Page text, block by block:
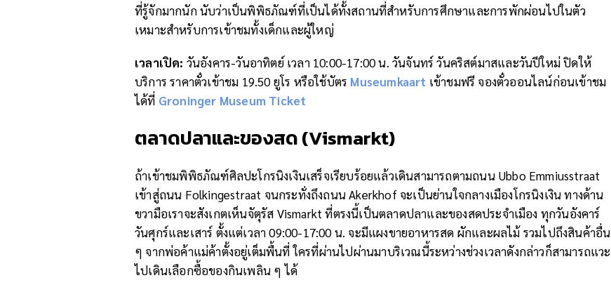
ที่รู้จักมากนัก นับว่าเป็นพิพิธภัณฑ์ที่เป็นได้ทั้งสถานที่สำหรับการศึกษาและการพักผ่อนไปในตัว
เหมาะสำหรับการเข้าชมทั้งเด็กและผู้ใหญ่
เวลาเปิด: วันอังคาร-วันอาทิตย์ เวลา 10:00-17:00 น. วันจันทร์ วันคริสต์มาสและวันปีใหม่ ปิดให้
บริการ ราคาตั๋วเข้าชม 19.50 ยูโร หรือใช้บัตร Museumkaart เข้าชมฟรี จองตั๋วออนไลน์ก่อนเข้าชม
ได้ที่ Groninger Museum Ticket
ตลาดปลาและของสด(Vismarkt)
ถ้าเข้าชมพิพิธภัณฑ์ศิลปะโกรนิงเงินเสร็จเรียบร้อยแล้วเดินสามารถตามถนน Ubbo Emmiusstraat
เข้าสู่ถนน Folkingestraat จนกระทั่งถึงถนน Akerkhof จะเป็นย่านใจกลางเมืองโกรนิงเงิน ทางด้าน
ขวามือเราจะสังเกตเห็นจัตุรัส Vismarkt ที่ตรงนี้เป็นตลาดปลาและของสดประจำเมือง ทุกวันอังคาร์
วันศุกร์และเสาร์ ตั้งแต่เวลา 09:00-17:00 น. จะมีแผงขายอาหารสด ผักและผลไม้ รวมไปถึงสินค้าอื่น
ๆ จากพ่อค้าแม่ค้าตั้งอยู่เต็มพื้นที่ ใครที่ผ่านไปผ่านมาบริเวณนี้ระหว่างช่วงเวลาดังกล่าวก็สามารถแวะ
ไปเดินเลือกซื้อของกินเพลิน ๆ ได้